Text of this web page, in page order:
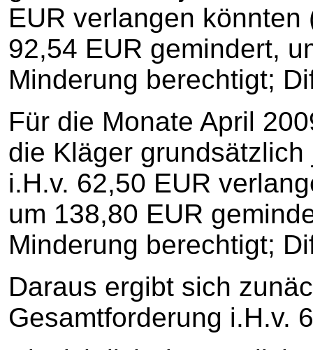
EUR verlangen
92,54 EUR gemindert,
Minderung berechtigt;
Für die Monate April
die Kläger
i.H.v. 62,50 EUR
um 138,80 EUR
Minderung berechtigt;
Daraus ergibt sich
Gesamtforderung i.H.v.